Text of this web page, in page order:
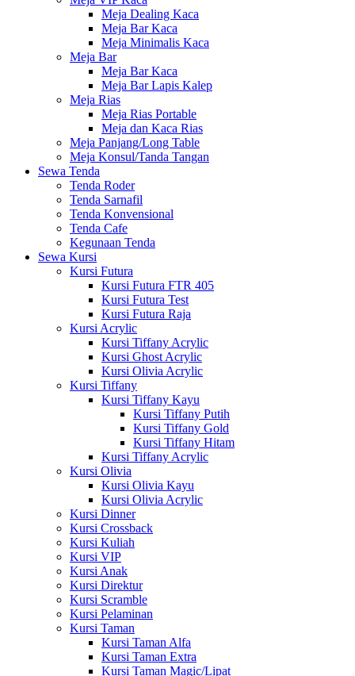
Meja Dealing Kaca
Meja Bar Kaca
Meja Minimalis Kaca
Meja Bar
Meja Bar Kaca
Meja Bar Lapis Kalep
Meja Rias
Meja Rias Portable
Meja dan Kaca Rias
Meja Panjang/Long Table
Meja Konsul/Tanda Tangan
Sewa Tenda
Tenda Roder
Tenda Sarnafil
Tenda Konvensional
Tenda Cafe
Kegunaan Tenda
Sewa Kursi
Kursi Futura
Kursi Futura FTR 405
Kursi Futura Test
Kursi Futura Raja
Kursi Acrylic
Kursi Tiffany Acrylic
Kursi Ghost Acrylic
Kursi Olivia Acrylic
Kursi Tiffany
Kursi Tiffany Kayu
Kursi Tiffany Putih
Kursi Tiffany Gold
Kursi Tiffany Hitam
Kursi Tiffany Acrylic
Kursi Olivia
Kursi Olivia Kayu
Kursi Olivia Acrylic
Kursi Dinner
Kursi Crossback
Kursi Kuliah
Kursi VIP
Kursi Anak
Kursi Direktur
Kursi Scramble
Kursi Pelaminan
Kursi Taman
Kursi Taman Alfa
Kursi Taman Extra
Kursi Taman Magic/Lipat